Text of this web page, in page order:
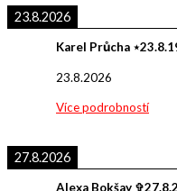
23.8.2026
Karel Průcha
23.8.2026
Více podrobností
27.8.2026
Alexa Bokšay